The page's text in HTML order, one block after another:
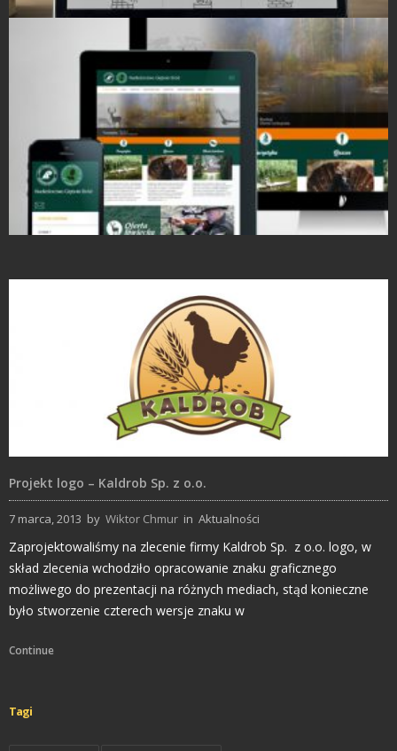
Strony Internetowe
Projekt logo – Kaldrob Sp. z o.o.
7 marca, 2013 by Wiktor Chmur in Aktualności
Zaprojektowaliśmy na zlecenie firmy Kaldrob Sp. z o.o. logo, w
skład zlecenia wchodziło opracowanie znaku graficznego
możliwego do prezentacji na różnych mediach, stąd konieczne
było stworzenie czterech wersje znaku w
Continue
Tagi